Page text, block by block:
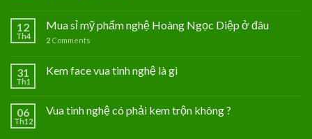
12
Th4
Mua sỉ mỹ phẩm nghệ Hoàng Ngọc Diệp ở đâu
2 Comments
31
Th1
Kem face vua tinh nghệ là gì
06
Th12
Vua tinh nghệ có phải kem trộn không ?